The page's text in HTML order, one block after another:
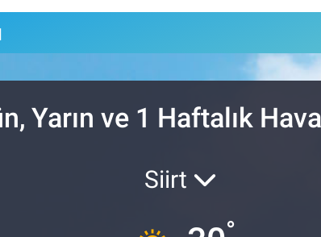
Yarın ve 1 Haftalık
Siirt
°